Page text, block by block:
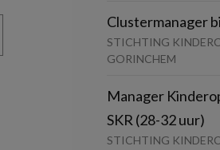
Clustermanager
STICHTING
GORINCHEM
Manager
SKR (28-32 uur)
STICHTING